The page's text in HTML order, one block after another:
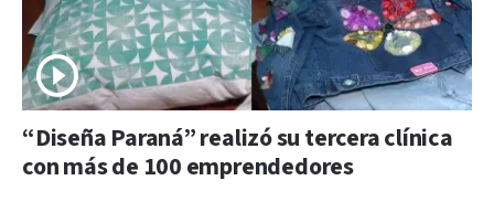
“Diseña Paraná” realizó su tercera clínica
con más de 100 emprendedores